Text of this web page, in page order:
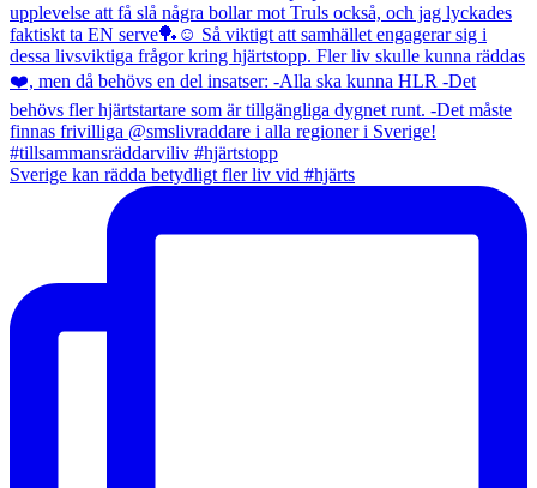
Sverige kan rädda betydligt fler liv vid #hjärts